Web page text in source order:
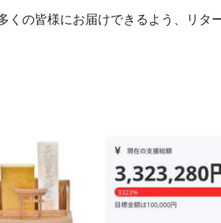
くの皆様にお届けできるよう、リタ